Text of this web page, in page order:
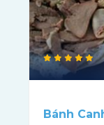
Bánh